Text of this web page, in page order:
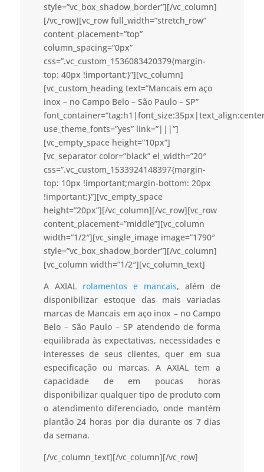
style=”vc_box_shadow_border”][/vc_column]
[/vc_row][vc_row full_width=”stretch_row”
content_placement=”top”
column_spacing=”0px”
css=”.vc_custom_1536083420379{margin-
top: 40px !important;}”][vc_column]
[vc_custom_heading text=”Mancais em aço
inox – no Campo Belo – São Paulo – SP”
use_theme_fonts=”yes” link=”|||”]
[vc_empty_space height=”10px”]
[vc_separator color=”black” el_width=”20″
css=”.vc_custom_1533924148397{margin-
top: 10px !important;margin-bottom: 20px
!important;}”][vc_empty_space
height=”20px”][/vc_column][/vc_row][vc_row
content_placement=”middle”][vc_column
width=”1/2″][vc_single_image image=”1790″
style=”vc_box_shadow_border”][/vc_column]
[vc_column width=”1/2″][vc_column_text]
A AXIAL rolamentos e mancais, além de
disponibilizar estoque das mais variadas
marcas de Mancais em aço inox – no Campo
Belo – São Paulo – SP atendendo de forma
equilibrada às expectativas, necessidades e
interesses de seus clientes, quer em sua
especificação ou marcas, A AXIAL tem a
capacidade de em poucas horas
disponibilizar qualquer tipo de produto com
o atendimento diferenciado, onde mantém
plantão 24 horas por dia durante os 7 dias
da semana.
[/vc_column_text][/vc_column][/vc_row]